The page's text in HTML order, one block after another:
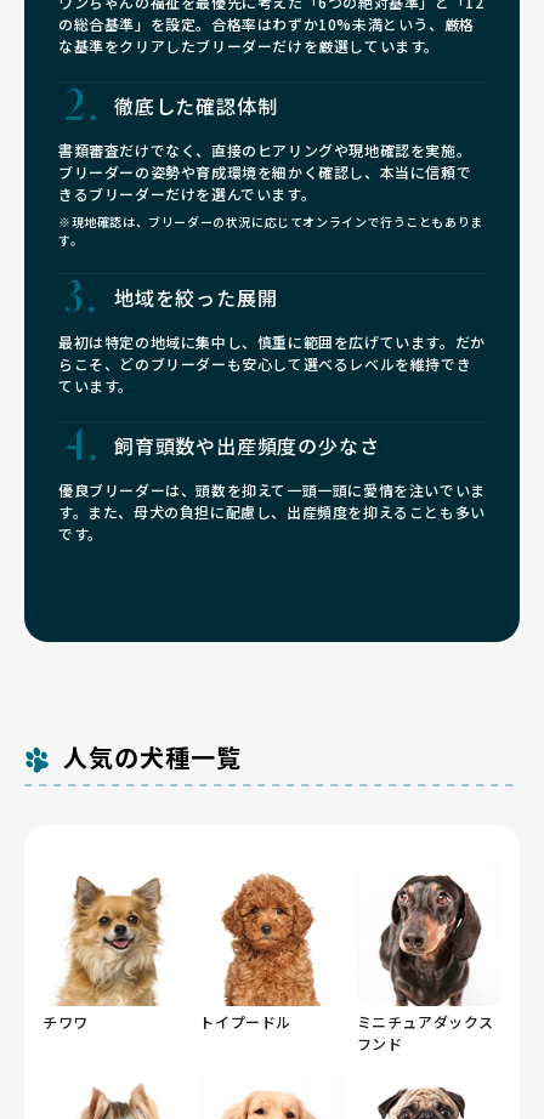
の総合基準」を設定。合格率はわずか10%未満という、厳格
な基準をクリアしたブリーダーだけを厳選しています。
徹底した確認体制
書類審査だけでなく、直接のヒアリングや現地確認を実施。
ブリーダーの姿勢や育成環境を細かく確認し、本当に信頼で
きるブリーダーだけを選んでいます。
※現地確認は、ブリーダーの状況に応じてオンラインで行うこともありま
す。
地域を絞った展開
最初は特定の地域に集中し、慎重に範囲を広げています。だか
らこそ、どのブリーダーも安心して選べるレベルを維持でき
ています。
飼育頭数や出産頻度の少なさ
優良ブリーダーは、頭数を抑えて一頭一頭に愛情を注いでいま
す。また、母犬の負担に配慮し、出産頻度を抑えることも多い
です。
人気の犬種一覧
チワワ トイプードル
ミニチュアダックス
フンド